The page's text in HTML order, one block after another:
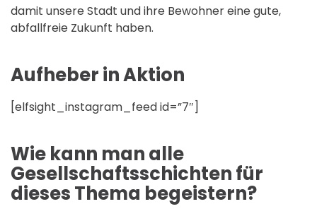
damit unsere Stadt und ihre Bewohner eine gute,
abfallfreie Zukunft haben.
Aufheber in Aktion
[elfsight_instagram_feed id=”7″]
Wie kann man alle
Gesellschaftsschichten für
dieses Thema begeistern?